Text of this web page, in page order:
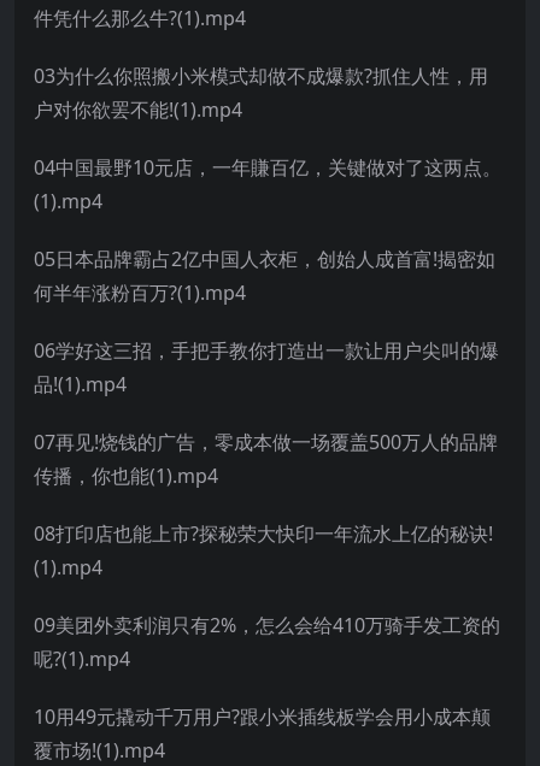
件凭什么那么牛?(1).mp4
03为什么你照搬小米模式却做不成爆款?抓住人性，用
户对你欲罢不能!(1).mp4
04中国最野10元店，一年賺百亿，关键做对了这两点。
(1).mp4
05日本品牌霸占2亿中国人衣柜，创始人成首富!揭密如
何半年涨粉百万?(1).mp4
06学好这三招，手把手教你打造出一款让用户尖叫的爆
品!(1).mp4
07再见!烧钱的广告，零成本做一场覆盖500万人的品牌
传播，你也能(1).mp4
08打印店也能上市?探秘荣大快印一年流水上亿的秘诀!
(1).mp4
09美团外卖利润只有2%，怎么会给410万骑手发工资的
呢?(1).mp4
10用49元撬动千万用户?跟小米插线板学会用小成本颠
覆市场!(1).mp4